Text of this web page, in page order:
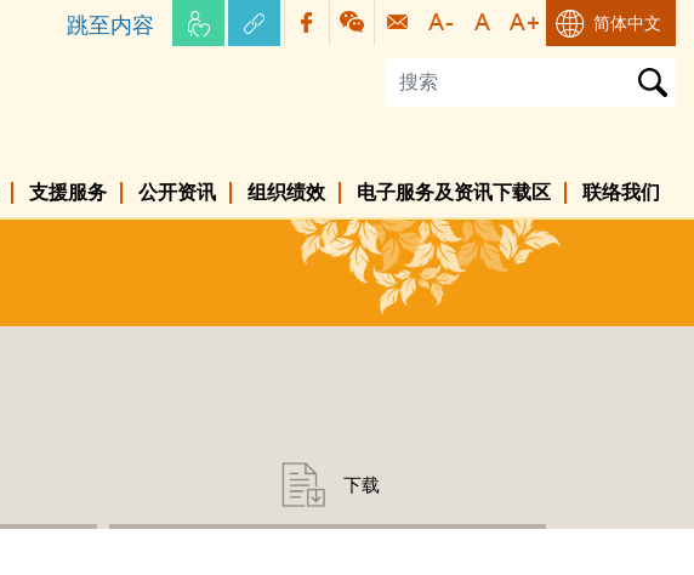
跳至内容 简体中文
支援服务 公开资讯 组织绩效 电子服务及资讯下载区 联络我们
下载